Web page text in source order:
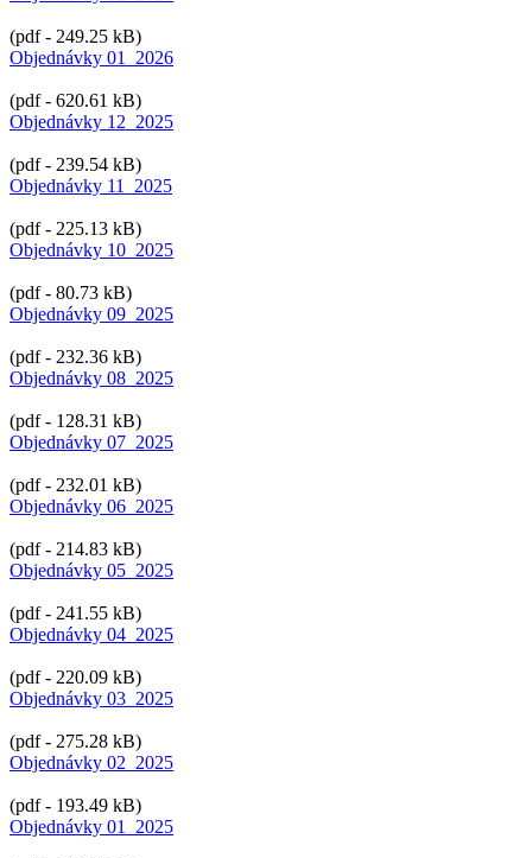
(pdf - 249.25 kB)
Objednávky 01_2026
(pdf - 620.61 kB)
Objednávky 12_2025
(pdf - 239.54 kB)
Objednávky 11_2025
(pdf - 225.13 kB)
Objednávky 10_2025
(pdf - 80.73 kB)
Objednávky 09_2025
(pdf - 232.36 kB)
Objednávky 08_2025
(pdf - 128.31 kB)
Objednávky 07_2025
(pdf - 232.01 kB)
Objednávky 06_2025
(pdf - 214.83 kB)
Objednávky 05_2025
(pdf - 241.55 kB)
Objednávky 04_2025
(pdf - 220.09 kB)
Objednávky 03_2025
(pdf - 275.28 kB)
Objednávky 02_2025
(pdf - 193.49 kB)
Objednávky 01_2025